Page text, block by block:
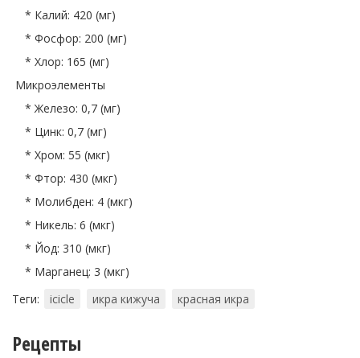
* Калий: 420 (мг)
* Фосфор: 200 (мг)
* Хлор: 165 (мг)
Микроэлементы
* Железо: 0,7 (мг)
* Цинк: 0,7 (мг)
* Хром: 55 (мкг)
* Фтор: 430 (мкг)
* Молибден: 4 (мкг)
* Никель: 6 (мкг)
* Йод: 310 (мкг)
* Марганец: 3 (мкг)
Теги:
icicle икра кижуча красная икра
Рецепты